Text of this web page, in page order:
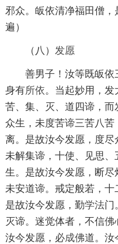
邪众。皈依清净福田僧
遍）
（八） 发愿
善男子！汝等既皈依
身有所依。当起妙用，
苦、集、灭、道四谛，而
众生，未度苦谛三苦八
离。是故汝今发愿，度尽
未解集谛，十使、见思
生。是故汝今发愿，断尽
未安道谛。戒定般若，十
是故汝今发愿，勤学法门
灭谛。迷觉体者，不信佛
汝今发愿，必成佛道。汝